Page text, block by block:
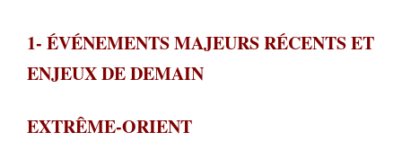
1- ÉVÉNEMENTS MAJEURS RÉCENTS ET
ENJEUX DE DEMAIN
EXTRÊME-ORIENT